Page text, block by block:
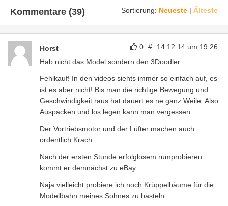
Sortierung: Neueste | Älteste
Kommentare (39)
0 # 14.12.14 um 19:26
Horst
Hab nicht das Model sondern den 3Doodler.
Fehlkauf! In den videos siehts immer so einfach auf, es
ist es aber nicht! Bis man die richtige Bewegung und
Geschwindigkeit raus hat dauert es ne ganz Weile. Also
Auspacken und los legen kann man vergessen.
Der Vortriebsmotor und der Lüfter machen auch
ordentlich Krach.
Nach der ersten Stunde erfolglosem rumprobieren
kommt er demnächst zu eBay.
Naja vielleicht probiere ich noch Krüppelbäume für die
Modellbahn meines Sohnes zu basteln.